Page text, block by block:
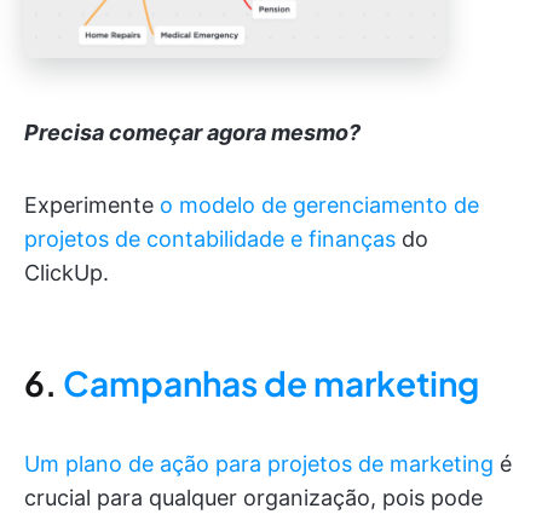
Precisa começar agora mesmo?
Experimente o modelo de gerenciamento de
projetos de contabilidade e finanças do
ClickUp.
6. Campanhas de marketing
Um plano de ação para projetos de marketing é
crucial para qualquer organização, pois pode